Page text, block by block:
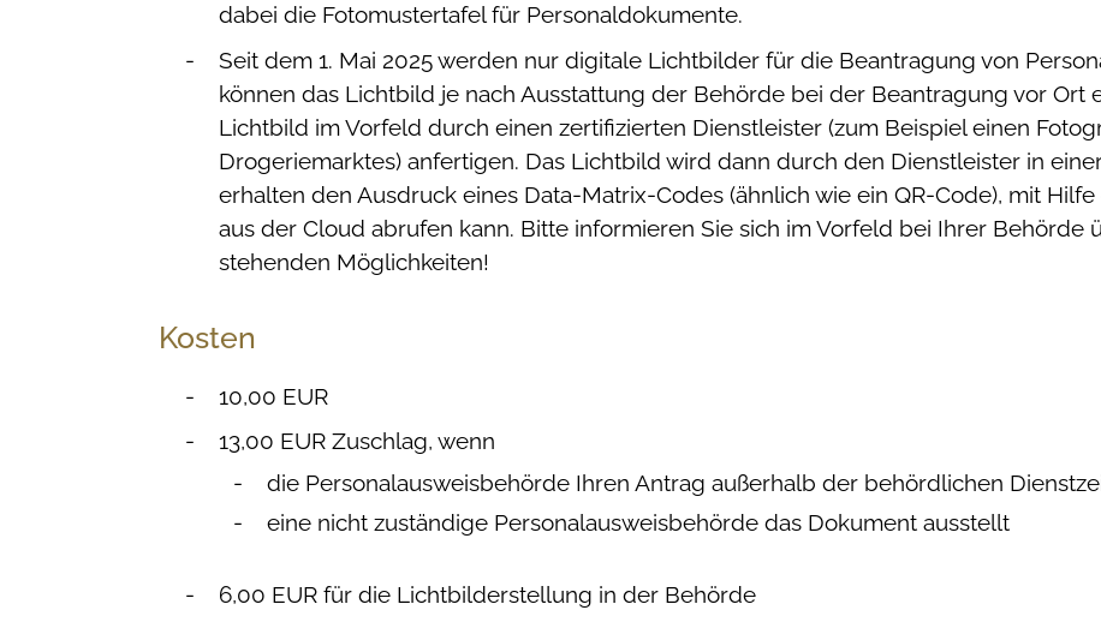
dabei die Fotomustertafel für Personaldokumente.
Seit dem 1. Mai 2025 werden nur digitale Lichtbilder für die Beantragung von
können das Lichtbild je nach Ausstattung der Behörde bei der Beantragung vor Ort
Lichtbild im Vorfeld durch einen zertifizierten Dienstleister (zum Beispiel einen
Drogeriemarktes) anfertigen. Das Lichtbild wird dann durch den Dienstleister in
erhalten den Ausdruck eines Data-Matrix-Codes (ähnlich wie ein QR-Code), mit
aus der Cloud abrufen kann. Bitte informieren Sie sich im Vorfeld bei Ihrer Behörde
stehenden Möglichkeiten!
Kosten
10,00 EUR
13,00 EUR Zuschlag, wenn
die Personalausweisbehörde Ihren Antrag außerhalb der behördlichen
eine nicht zuständige Personalausweisbehörde das Dokument ausstellt
6,00 EUR für die Lichtbilderstellung in der Behörde